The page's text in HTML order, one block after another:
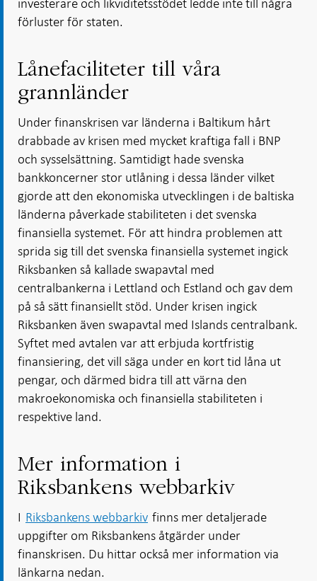
förluster för staten.
Lånefaciliteter till våra
grannländer
Under finanskrisen var länderna i Baltikum hårt
drabbade av krisen med mycket kraftiga fall i BNP
och sysselsättning. Samtidigt hade svenska
bankkoncerner stor utlåning i dessa länder vilket
gjorde att den ekonomiska utvecklingen i de baltiska
länderna påverkade stabiliteten i det svenska
finansiella systemet. För att hindra problemen att
sprida sig till det svenska finansiella systemet ingick
Riksbanken så kallade swapavtal med
centralbankerna i Lettland och Estland och gav dem
på så sätt finansiellt stöd. Under krisen ingick
Riksbanken även swapavtal med Islands centralbank.
Syftet med avtalen var att erbjuda kortfristig
finansiering, det vill säga under en kort tid låna ut
pengar, och därmed bidra till att värna den
makroekonomiska och finansiella stabiliteten i
respektive land.
Mer information i
Riksbankens webbarkiv
I Riksbankens webbarkiv finns mer detaljerade
uppgifter om Riksbankens åtgärder under
finanskrisen. Du hittar också mer information via
länkarna nedan.